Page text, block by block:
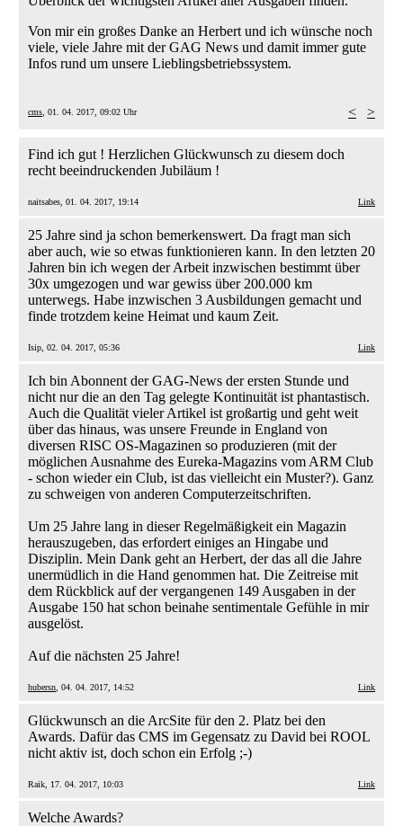
Von mir ein großes Danke an Herbert und ich wünsche noch
viele, viele Jahre mit der GAG News und damit immer gute
Infos rund um unsere Lieblingsbetriebssystem.
cms , 01. 04. 2017, 09:02 Uhr < >
Find ich gut ! Herzlichen Glückwunsch zu diesem doch
recht beeindruckenden Jubiläum !
naitsabes, 01. 04. 2017, 19:14 Link
25 Jahre sind ja schon bemerkenswert. Da fragt man sich
aber auch, wie so etwas funktionieren kann. In den letzten 20
Jahren bin ich wegen der Arbeit inzwischen bestimmt über
30x umgezogen und war gewiss über 200.000 km
unterwegs. Habe inzwischen 3 Ausbildungen gemacht und
finde trotzdem keine Heimat und kaum Zeit.
Isip, 02. 04. 2017, 05:36 Link
Ich bin Abonnent der GAG-News der ersten Stunde und
nicht nur die an den Tag gelegte Kontinuität ist phantastisch.
Auch die Qualität vieler Artikel ist großartig und geht weit
über das hinaus, was unsere Freunde in England von
diversen RISC OS-Magazinen so produzieren (mit der
möglichen Ausnahme des Eureka-Magazins vom ARM Club
- schon wieder ein Club, ist das vielleicht ein Muster?). Ganz
zu schweigen von anderen Computerzeitschriften.
Um 25 Jahre lang in dieser Regelmäßigkeit ein Magazin
herauszugeben, das erfordert einiges an Hingabe und
Disziplin. Mein Dank geht an Herbert, der das all die Jahre
unermüdlich in die Hand genommen hat. Die Zeitreise mit
dem Rückblick auf der vergangenen 149 Ausgaben in der
Ausgabe 150 hat schon beinahe sentimentale Gefühle in mir
ausgelöst.
Auf die nächsten 25 Jahre!
hubersn , 04. 04. 2017, 14:52 Link
Glückwunsch an die ArcSite für den 2. Platz bei den
Awards. Dafür das CMS im Gegensatz zu David bei ROOL
nicht aktiv ist, doch schon ein Erfolg ;-)
Raik, 17. 04. 2017, 10:03 Link
Welche Awards?